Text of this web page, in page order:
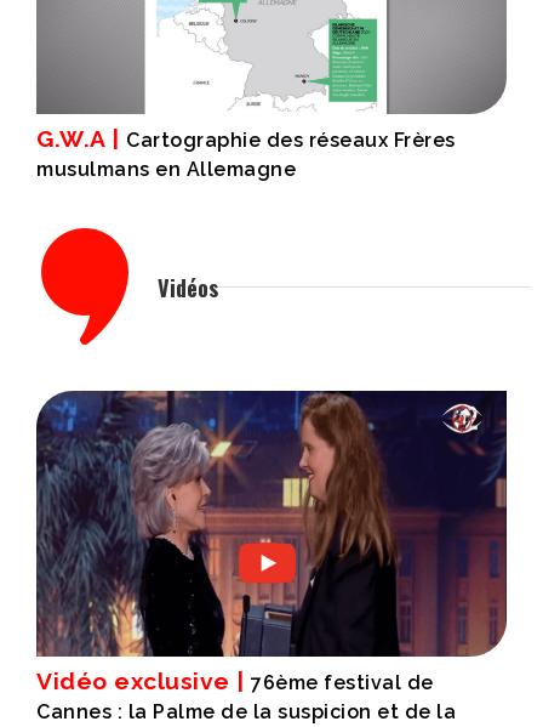
G.W.A |
Cartographie des réseaux Frères
musulmans en Allemagne
Vidéos
Vidéo exclusive | 76ème festival de
Cannes : la Palme de la suspicion et de la